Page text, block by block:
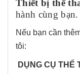
Thiết bị thể
hành cùng bạn.
Nếu bạn cần
tôi:
DỤNG CỤ THỂ